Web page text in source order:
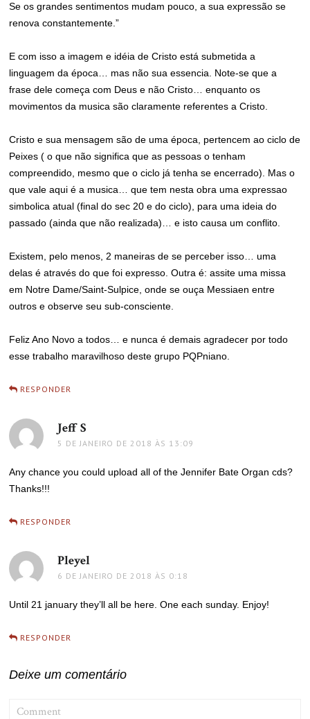
Se os grandes sentimentos mudam pouco, a sua expressão se
renova constantemente.”
E com isso a imagem e idéia de Cristo está submetida a
linguagem da época… mas não sua essencia. Note-se que a
frase dele começa com Deus e não Cristo… enquanto os
movimentos da musica são claramente referentes a Cristo.
Cristo e sua mensagem são de uma época, pertencem ao ciclo de
Peixes ( o que não significa que as pessoas o tenham
compreendido, mesmo que o ciclo já tenha se encerrado). Mas o
que vale aqui é a musica… que tem nesta obra uma expressao
simbolica atual (final do sec 20 e do ciclo), para uma ideia do
passado (ainda que não realizada)… e isto causa um conflito.
Existem, pelo menos, 2 maneiras de se perceber isso… uma
delas é através do que foi expresso. Outra é: assite uma missa
em Notre Dame/Saint-Sulpice, onde se ouça Messiaen entre
outros e observe seu sub-consciente.
Feliz Ano Novo a todos… e nunca é demais agradecer por todo
esse trabalho maravilhoso deste grupo PQPniano.
RESPONDER
Jeff S
5 DE JANEIRO DE 2018 ÀS 13:09
Any chance you could upload all of the Jennifer Bate Organ cds?
Thanks!!!
RESPONDER
Pleyel
6 DE JANEIRO DE 2018 ÀS 0:18
Until 21 january they’ll all be here. One each sunday. Enjoy!
RESPONDER
Deixe um comentário